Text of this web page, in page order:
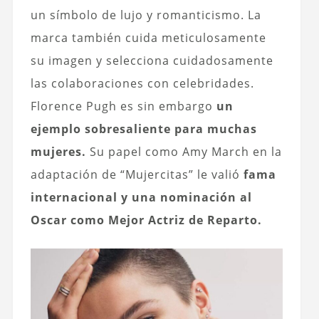
un símbolo de lujo y romanticismo. La
marca también cuida meticulosamente
su imagen y selecciona cuidadosamente
las colaboraciones con celebridades.
Florence Pugh es sin embargo un
ejemplo sobresaliente para muchas
mujeres. Su papel como Amy March en la
adaptación de “Mujercitas” le valió fama
internacional y una nominación al
Oscar como Mejor Actriz de Reparto.